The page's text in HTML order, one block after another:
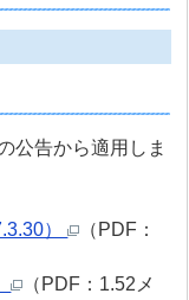
公告から適用しま
）
（PDF：
（PDF：1.52メ